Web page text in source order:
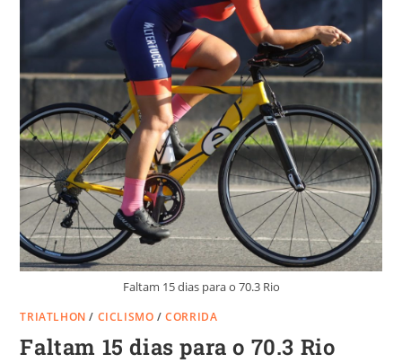
Faltam 15 dias para o 70.3 Rio
TRIATLHON / CICLISMO /CORRIDA
Faltam 15 dias para o 70.3 Rio